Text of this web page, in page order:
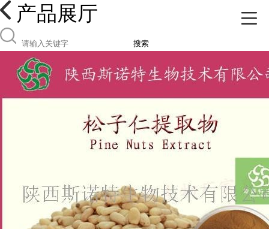
产品展厅
搜索